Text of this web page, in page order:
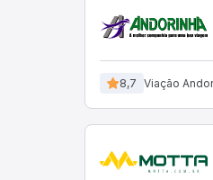
8,7 Viação